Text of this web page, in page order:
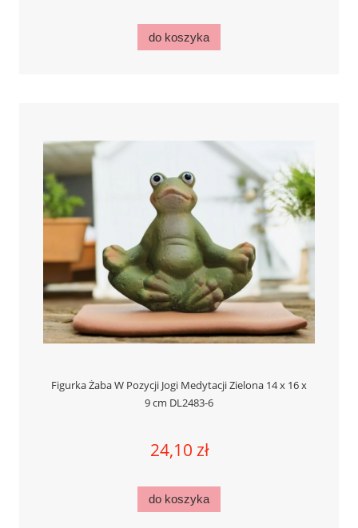
do koszyka
Figurka Żaba W Pozycji Jogi Medytacji Zielona 14 x 16 x
9 cm DL2483-6
24,10 zł
do koszyka